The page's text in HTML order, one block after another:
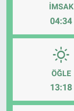
İMSAK
04:34
ÖĞLE
13:18
ÖZEL HABER
ASTROLOJİ